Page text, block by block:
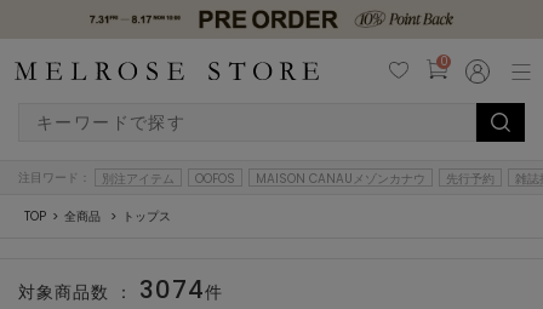
0
注目ワード： 別注アイテム OOFOS MAISON CANAUメゾンカナウ 先行予約 雑誌
TOP 全商品 トップス
対象商品数 ： 3074件